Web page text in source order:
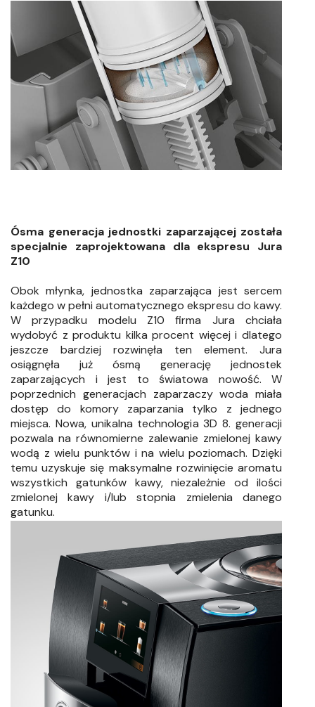
Ósma generacja jednostki zaparzającej została
specjalnie zaprojektowana dla ekspresu Jura
Z10
Obok młynka, jednostka zaparzająca jest sercem
każdego w pełni automatycznego ekspresu do kawy.
W przypadku modelu Z10 firma Jura chciała
wydobyć z produktu kilka procent więcej i dlatego
jeszcze bardziej rozwinęła ten element. Jura
osiągnęła już ósmą generację jednostek
zaparzających i jest to światowa nowość. W
poprzednich generacjach zaparzaczy woda miała
dostęp do komory zaparzania tylko z jednego
miejsca. Nowa, unikalna technologia 3D 8. generacji
pozwala na równomierne zalewanie zmielonej kawy
wodą z wielu punktów i na wielu poziomach. Dzięki
temu uzyskuje się maksymalne rozwinięcie aromatu
wszystkich gatunków kawy, niezależnie od ilości
zmielonej kawy i/lub stopnia zmielenia danego
gatunku.